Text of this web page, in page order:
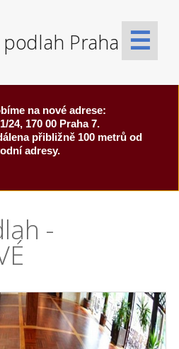
☰
na nové adrese:
24, 170 00 Praha 7.
přibližně 100 metrů od
adresy.
-